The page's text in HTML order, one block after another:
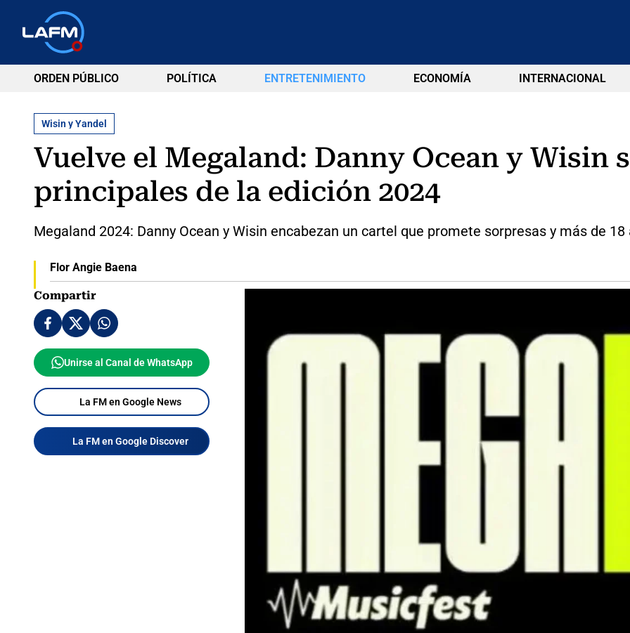
ORDEN PÚBLICO POLÍTICA ENTRETENIMIENTO ECONOMÍA INTERNACIONAL
Wisin y Yandel
Vuelve el Megaland: Danny Ocean y Wisin
principales de la edición 2024
Megaland 2024: Danny Ocean y Wisin encabezan un cartel que promete sorpresas y más de
Flor Angie Baena
Compartir
Unirse al Canal de WhatsApp
La FM en Google News
La FM en Google Discover